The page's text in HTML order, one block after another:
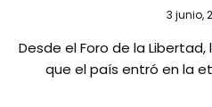
3 junio,
Desde el Foro de la
que el país entró en la